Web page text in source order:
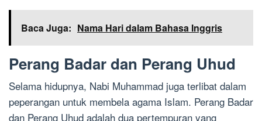
Baca Juga: Nama Hari dalam Bahasa Inggris
Perang Badar dan Perang Uhud
Selama hidupnya, Nabi Muhammad juga terlibat dalam
peperangan untuk membela agama Islam. Perang Badar
dan Perang Uhud adalah dua pertempuran yang